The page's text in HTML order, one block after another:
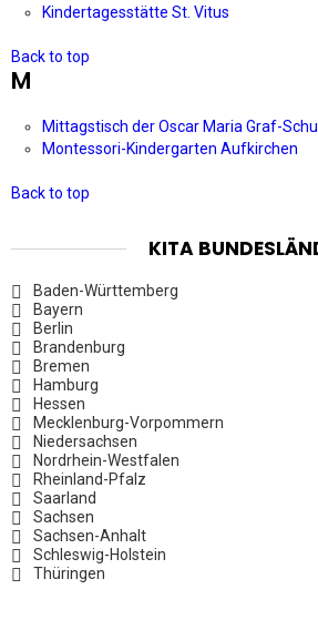
Kindertagesstätte St. Vitus
Back to top
M
Mittagstisch der Oscar Maria Graf-
Montessori-Kindergarten Aufkirchen
Back to top
KITA
Baden-Württemberg
Bayern
Berlin
Brandenburg
Bremen
Hamburg
Hessen
Mecklenburg-Vorpommern
Niedersachsen
Nordrhein-Westfalen
Rheinland-Pfalz
Saarland
Sachsen
Sachsen-Anhalt
Schleswig-Holstein
Thüringen